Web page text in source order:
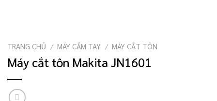
TRANG CHỦ / MÁY CẦM TAY / MÁY CẮT TÔN
Máy cắt tôn Makita JN1601